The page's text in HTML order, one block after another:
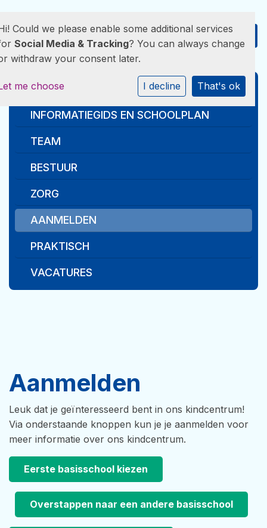
WAAR STAAN WIJ VOOR
INFORMATIEGIDS EN SCHOOLPLAN
TEAM
BESTUUR
ZORG
AANMELDEN
PRAKTISCH
VACATURES
Aanmelden
Leuk dat je geïnteresseerd bent in ons kindcentrum!
Via onderstaande knoppen kun je je aanmelden voor
meer informatie over ons kindcentrum.
Eerste basisschool kiezen
Overstappen naar een andere basisschool
Could we please enable some additional services
Social Media & Tracking? You can always change
withdraw your consent later.
me choose I decline That's ok